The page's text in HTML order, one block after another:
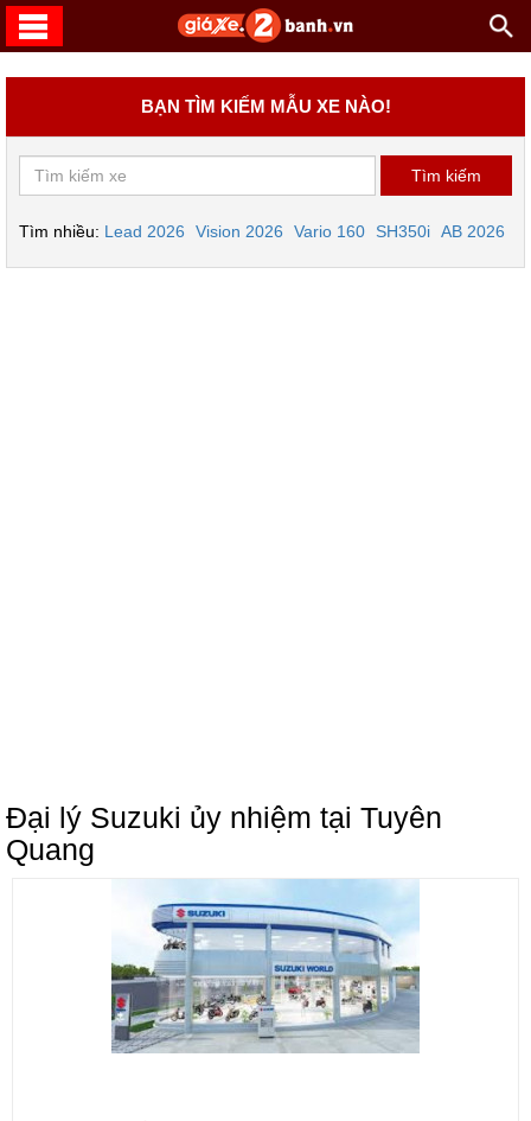
BẠN TÌM KIẾM MẪU XE NÀO!
Tìm nhiều: Lead 2026 Vision 2026 Vario 160 SH350i AB 2026
Đại lý Suzuki ủy nhiệm tại Tuyên
Quang